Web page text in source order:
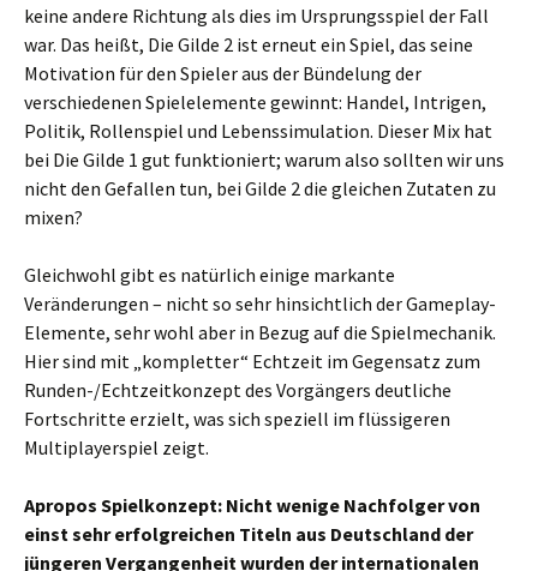
keine andere Richtung als dies im Ursprungsspiel der Fall
war. Das heißt, Die Gilde 2 ist erneut ein Spiel, das seine
Motivation für den Spieler aus der Bündelung der
verschiedenen Spielelemente gewinnt: Handel, Intrigen,
Politik, Rollenspiel und Lebenssimulation. Dieser Mix hat
bei Die Gilde 1 gut funktioniert; warum also sollten wir uns
nicht den Gefallen tun, bei Gilde 2 die gleichen Zutaten zu
mixen?
Gleichwohl gibt es natürlich einige markante
Veränderungen – nicht so sehr hinsichtlich der Gameplay-
Elemente, sehr wohl aber in Bezug auf die Spielmechanik.
Hier sind mit „kompletter“ Echtzeit im Gegensatz zum
Runden-/Echtzeitkonzept des Vorgängers deutliche
Fortschritte erzielt, was sich speziell im flüssigeren
Multiplayerspiel zeigt.
Apropos Spielkonzept: Nicht wenige Nachfolger von
einst sehr erfolgreichen Titeln aus Deutschland der
jüngeren Vergangenheit wurden der internationalen